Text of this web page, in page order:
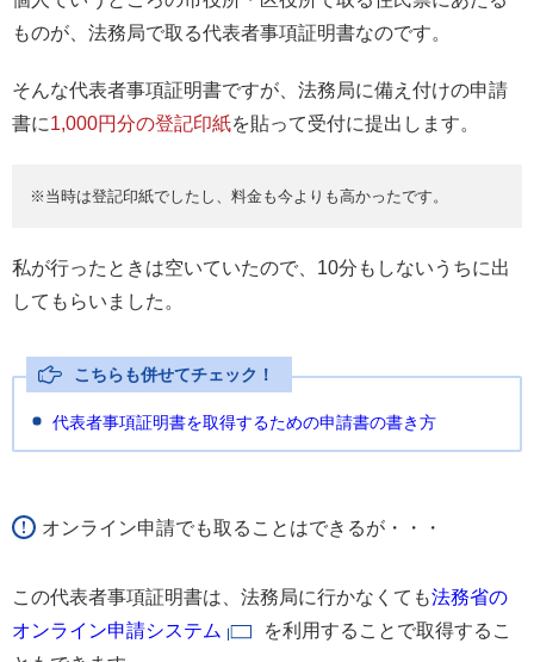
ものが、法務局で取る代表者事項証明書なのです。
そんな代表者事項証明書ですが、法務局に備え付けの申請
書に1,000円分の登記印紙を貼って受付に提出します。
※当時は登記印紙でしたし、料金も今よりも高かったです。
私が行ったときは空いていたので、10分もしないうちに出
してもらいました。
こちらも併せてチェック！
代表者事項証明書を取得するための申請書の書き方
オンライン申請でも取ることはできるが・・・
この代表者事項証明書は、法務局に行かなくても法務省の
オンライン申請システム
を利用することで取得するこ